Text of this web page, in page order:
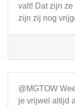
valt! Dat zijn
zijn zij nog
@MGTOW
je vrijwel altijd